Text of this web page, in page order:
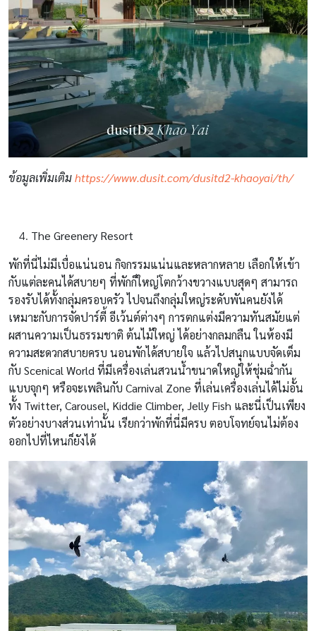
ข้อมูลเพิ่มเติมhttps://www.dusit.com/dusitd2-khaoyai/th/
The Greenery Resort
พักที่นี่ไม่มีเบื่อแน่นอน กิจกรรมแน่นและหลากหลาย เลือกให้เข้า
กับแต่ละคนได้สบายๆ ที่พักก็ใหญ่โตกว้างขวางแบบสุดๆ สามารถ
รองรับได้ทั้งกลุ่มครอบครัว ไปจนถึงกลุ่มใหญ่ระดับพันคนยังได้
เหมาะกับการจัดปาร์ตี้ อีเว้นต์ต่างๆ การตกแต่งมีความทันสมัยแต่
ผสานความเป็นธรรมชาติ ต้นไม้ใหญ่ ได้อย่างกลมกลืน ในห้องมี
ความสะดวกสบายครบ นอนพักได้สบายใจ แล้วไปสนุกแบบจัดเต็ม
กับ Scenical World ที่มีเครื่องเล่นสวนน้ำขนาดใหญ่ให้ชุ่มฉ่ำกัน
แบบจุกๆ หรือจะเพลินกับ Carnival Zone ที่เล่นเครื่องเล่นได้ไม่อั้น
ทั้ง Twitter, Carousel, Kiddie Climber, Jelly Fish และนี่เป็นเพียง
ตัวอย่างบางส่วนเท่านั้น เรียกว่าพักที่นี่มีครบ ตอบโจทย์จนไม่ต้อง
ออกไปที่ไหนก็ยังได้